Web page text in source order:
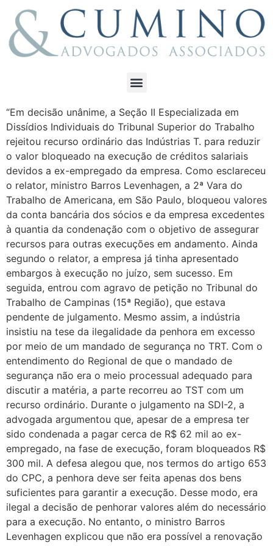
“Em decisão unânime, a Seção II Especializada em
Dissídios Individuais do Tribunal Superior do Trabalho
rejeitou recurso ordinário das Indústrias T. para reduzir
o valor bloqueado na execução de créditos salariais
devidos a ex-empregado da empresa. Como esclareceu
o relator, ministro Barros Levenhagen, a 2ª Vara do
Trabalho de Americana, em São Paulo, bloqueou valores
da conta bancária dos sócios e da empresa excedentes
à quantia da condenação com o objetivo de assegurar
recursos para outras execuções em andamento. Ainda
segundo o relator, a empresa já tinha apresentado
embargos à execução no juízo, sem sucesso. Em
seguida, entrou com agravo de petição no Tribunal do
Trabalho de Campinas (15ª Região), que estava
pendente de julgamento. Mesmo assim, a indústria
insistiu na tese da ilegalidade da penhora em excesso
por meio de um mandado de segurança no TRT. Com o
entendimento do Regional de que o mandado de
segurança não era o meio processual adequado para
discutir a matéria, a parte recorreu ao TST com um
recurso ordinário. Durante o julgamento na SDI-2, a
advogada argumentou que, apesar de a empresa ter
sido condenada a pagar cerca de R$ 62 mil ao ex-
empregado, na fase de execução, foram bloqueados R$
300 mil. A defesa alegou que, nos termos do artigo 653
do CPC, a penhora deve ser feita apenas dos bens
suficientes para garantir a execução. Desse modo, era
ilegal a decisão de penhorar valores além do necessário
para a execução. No entanto, o ministro Barros
Levenhagen explicou que não era possível a renovação